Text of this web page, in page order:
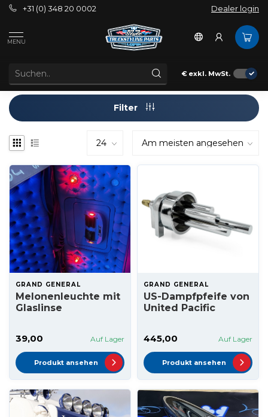
+31 (0) 348 20 0002 Dealer login
MENU
€ exkl. MwSt.
Marken
Filter
GRAND GENERAL
Melonenleuchte mit
Glaslinse
39,00 Auf Lager
Produkt ansehen
GRAND GENERAL
US-Dampfpfeife von
United Pacific
445,00 Auf Lager
Produkt ansehen